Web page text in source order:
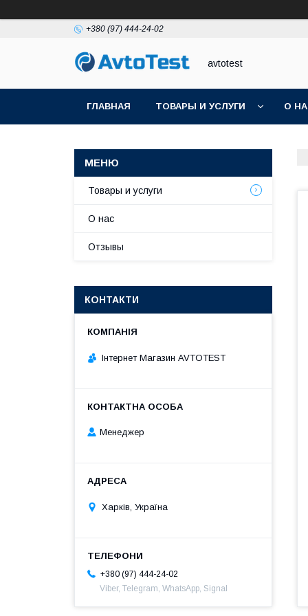
+380 (97) 444-24-02
avtotest
ГЛАВНАЯ ТОВАРЫ И УСЛУГИ О
Товары и услуги
О нас
Отзывы
КОНТАКТИ
Інтернет Магазин AVTOTEST
Менеджер
Харків, Україна
+380 (97) 444-24-02
Viber, Telegram, WhatsApp, Signal